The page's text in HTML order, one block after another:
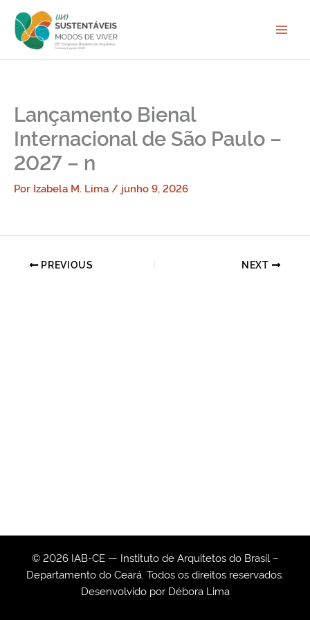
para
conteúdo
Lançamento Bienal
Internacional de São Paulo –
2027 – n
Por Izabela M. Lima / junho 9, 2026
PREVIOUS NEXT
© 2026 IAB-CE — Instituto de Arquitetos do Brasil –
Departamento do Ceará. Todos os direitos reservados.
Desenvolvido por Débora Lima